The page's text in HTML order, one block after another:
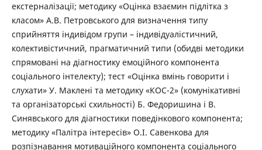
екстерналізації; методику «Оцінка взаємин підлітка з
класом» А.В. Петровського для визначення типу
сприйняття індивідом групи – індивідуалістичний,
колективістичний, прагматичний типи (обидві методики
спрямовані на діагностику емоційного компонента
соціального інтелекту); тест «Оцінка вмінь говорити і
слухати» У. Маклені та методику «КОС-2» (комунікативні
та організаторські схильності) Б. Федоришина і В.
Синявського для діагностики поведінкового компонента;
методику «Палітра інтересів» О.І. Савенкова для
розпізнавання мотиваційного компонента соціального